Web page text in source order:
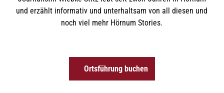
und erzählt informativ und unterhaltsam von all diesen und
noch viel mehr Hörnum Stories.
Ortsführung buchen